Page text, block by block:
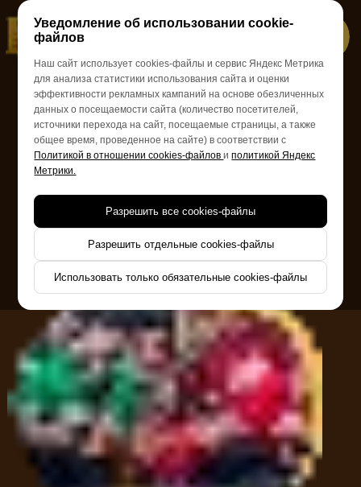
Уведомление об использовании cookie-
файлов
Наш сайт использует cookies-файлы и сервис Яндекс Метрика
для анализа статистики использования сайта и оценки
эффективности рекламных кампаний на основе обезличенных
данных о посещаемости сайта (количество посетителей,
источники перехода на сайт, посещаемые страницы, а также
общее время, проведенное на сайте) в соответствии с
Политикой в отношении cookies-файловиполитикой Яндекс
Метрики.
Разрешить все cookies-файлы
Разрешить отдельные cookies-файлы
Использовать только обязательные cookies-файлы
ФОРТ БОЯРД
Уникальный формат тимбилдинга, направленный
на сплочение коллектива, повышение командного
духа и получение незабываемых эмоций.
КОРПОРАТИВЫ В СТИЛЕ
ТЕЛЕШОУ